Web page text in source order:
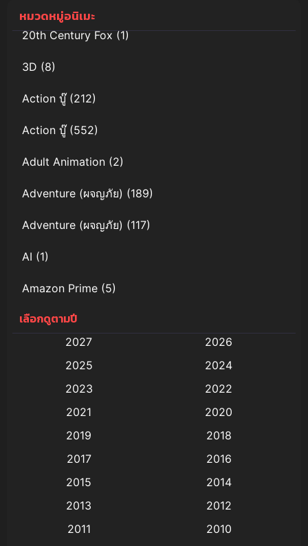
(Sub Thai)
เกิดใหม่ทั้งทีก็
เป็นสไลม์ไป
ซับไทย
หมวดหมู่อนิเมะ
20th Century Fox(1)
3D (8)
Action บู๊(212)
Action บู๊(552)
Adult Animation (2)
Adventure (ผจญภัย) (189)
Adventure (ผจญภัย) (117)
AI (1)
Amazon Prime (5)
Anal (ประตูหลัง)
Animation การ์ตูน
Animation อนิเมะ
Animation แอนิเมชัน
(9)
เลือกดูตามปี
2027
2026
2025
2024
2023
2022
2021
2020
2019
2018
2017
2016
2015
2014
2013
2012
2011
2010